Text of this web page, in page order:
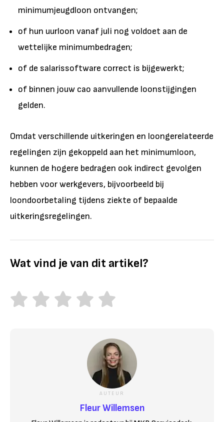
minimumjeugdloon ontvangen;
of hun uurloon vanaf juli nog voldoet aan de
wettelijke minimumbedragen;
of de salarissoftware correct is bijgewerkt;
of binnen jouw cao aanvullende loonstijgingen
gelden.
Omdat verschillende uitkeringen en loongerelateerde
regelingen zijn gekoppeld aan het minimumloon,
kunnen de hogere bedragen ook indirect gevolgen
hebben voor werkgevers, bijvoorbeeld bij
loondoorbetaling tijdens ziekte of bepaalde
uitkeringsregelingen.
Wat vind je van dit artikel?
AUTEUR
Fleur Willemsen